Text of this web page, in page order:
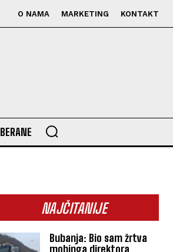
O NAMA MARKETING KONTAKT
BERANE
NAJČITANIJE
Bubanja: Bio sam žrtva
mobinga direktora